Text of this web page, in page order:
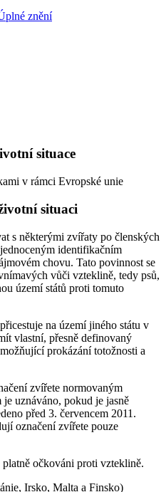
znění
situace
v rámci Evropské unie
situaci
s některými zvířaty po členských
identifikačním
chovu. Tato povinnost se
vůči vzteklině, tedy psů,
území států proti tomuto
na území jiného státu v
vlastní, přesně definovaný
prokázání totožnosti a
zvířete normovaným
uznáváno, pokud je jasně
před 3. červencem 2011.
označení zvířete pouze
očkováni proti vzteklině.
Irsko, Malta a Finsko)